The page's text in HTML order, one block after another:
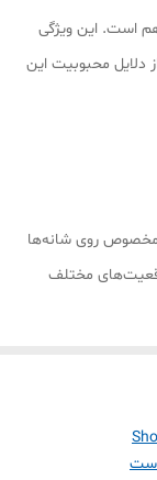
تا حدود 70 دقیقه فراهم است. این ویژگی
دلایل محبوبیت این
مخصوص روی شانه‌ها
مختلف
دست